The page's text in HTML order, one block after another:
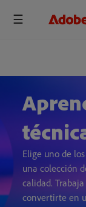
Elige uno de
una colección
calidad.
convertirte en